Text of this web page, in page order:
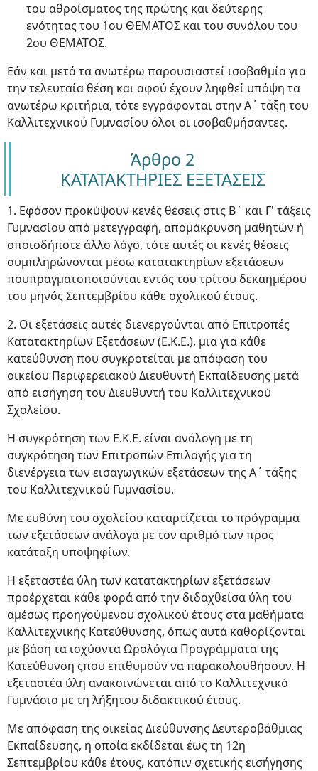
του αθροίσματος της πρώτης και δεύτερης
ενότητας του 1ου ΘΕΜΑΤΟΣ και του συνόλου του
2ου ΘΕΜΑΤΟΣ.
Εάν και μετά τα ανωτέρω παρουσιαστεί ισοβαθμία για
την τελευταία θέση και αφού έχουν ληφθεί υπόψη τα
ανωτέρω κριτήρια, τότε εγγράφονται στην Α΄ τάξη του
Καλλιτεχνικού Γυμνασίου όλοι οι ισοβαθμήσαντες.
Άρθρο 2
ΚΑΤΑΤΑΚΤΗΡΙΕΣ ΕΞΕΤΑΣΕΙΣ
1. Εφόσον προκύψουν κενές θέσεις στις Β΄ και Γ' τάξεις
Γυμνασίου από μετεγγραφή, απομάκρυνση μαθητών ή
οποιοδήποτε άλλο λόγο, τότε αυτές οι κενές θέσεις
συμπληρώνονται μέσω κατατακτηρίων εξετάσεων
πουπραγματοποιούνται εντός του τρίτου δεκαημέρου
του μηνός Σεπτεμβρίου κάθε σχολικού έτους.
2. Οι εξετάσεις αυτές διενεργούνται από Επιτροπές
Κατατακτηρίων Εξετάσεων (Ε.Κ.Ε.), μια για κάθε
κατεύθυνση που συγκροτείται με απόφαση του
οικείου Περιφερειακού Διευθυντή Εκπαίδευσης μετά
από εισήγηση του Διευθυντή του Καλλιτεχνικού
Σχολείου.
Η συγκρότηση των Ε.Κ.Ε. είναι ανάλογη με τη
συγκρότηση των Επιτροπών Επιλογής για τη
διενέργεια των εισαγωγικών εξετάσεων της Α΄ τάξης
του Καλλιτεχνικού Γυμνασίου.
Με ευθύνη του σχολείου καταρτίζεται το πρόγραμμα
των εξετάσεων ανάλογα με τον αριθμό των προς
κατάταξη υποψηφίων.
Η εξεταστέα ύλη των κατατακτηρίων εξετάσεων
προέρχεται κάθε φορά από την διδαχθείσα ύλη του
αμέσως προηγούμενου σχολικού έτους στα μαθήματα
Καλλιτεχνικής Κατεύθυνσης, όπως αυτά καθορίζονται
με βάση τα ισχύοντα Ωρολόγια Προγράμματα της
Κατεύθυνση ςπου επιθυμούν να παρακολουθήσουν. Η
εξεταστέα ύλη ανακοινώνεται από το Καλλιτεχνικό
Γυμνάσιο με τη λήξητου διδακτικού έτους.
Με απόφαση της οικείας Διεύθυνσης Δευτεροβάθμιας
Εκπαίδευσης, η οποία εκδίδεται έως τη 12η
Σεπτεμβρίου κάθε έτους, κατόπιν σχετικής εισήγησης